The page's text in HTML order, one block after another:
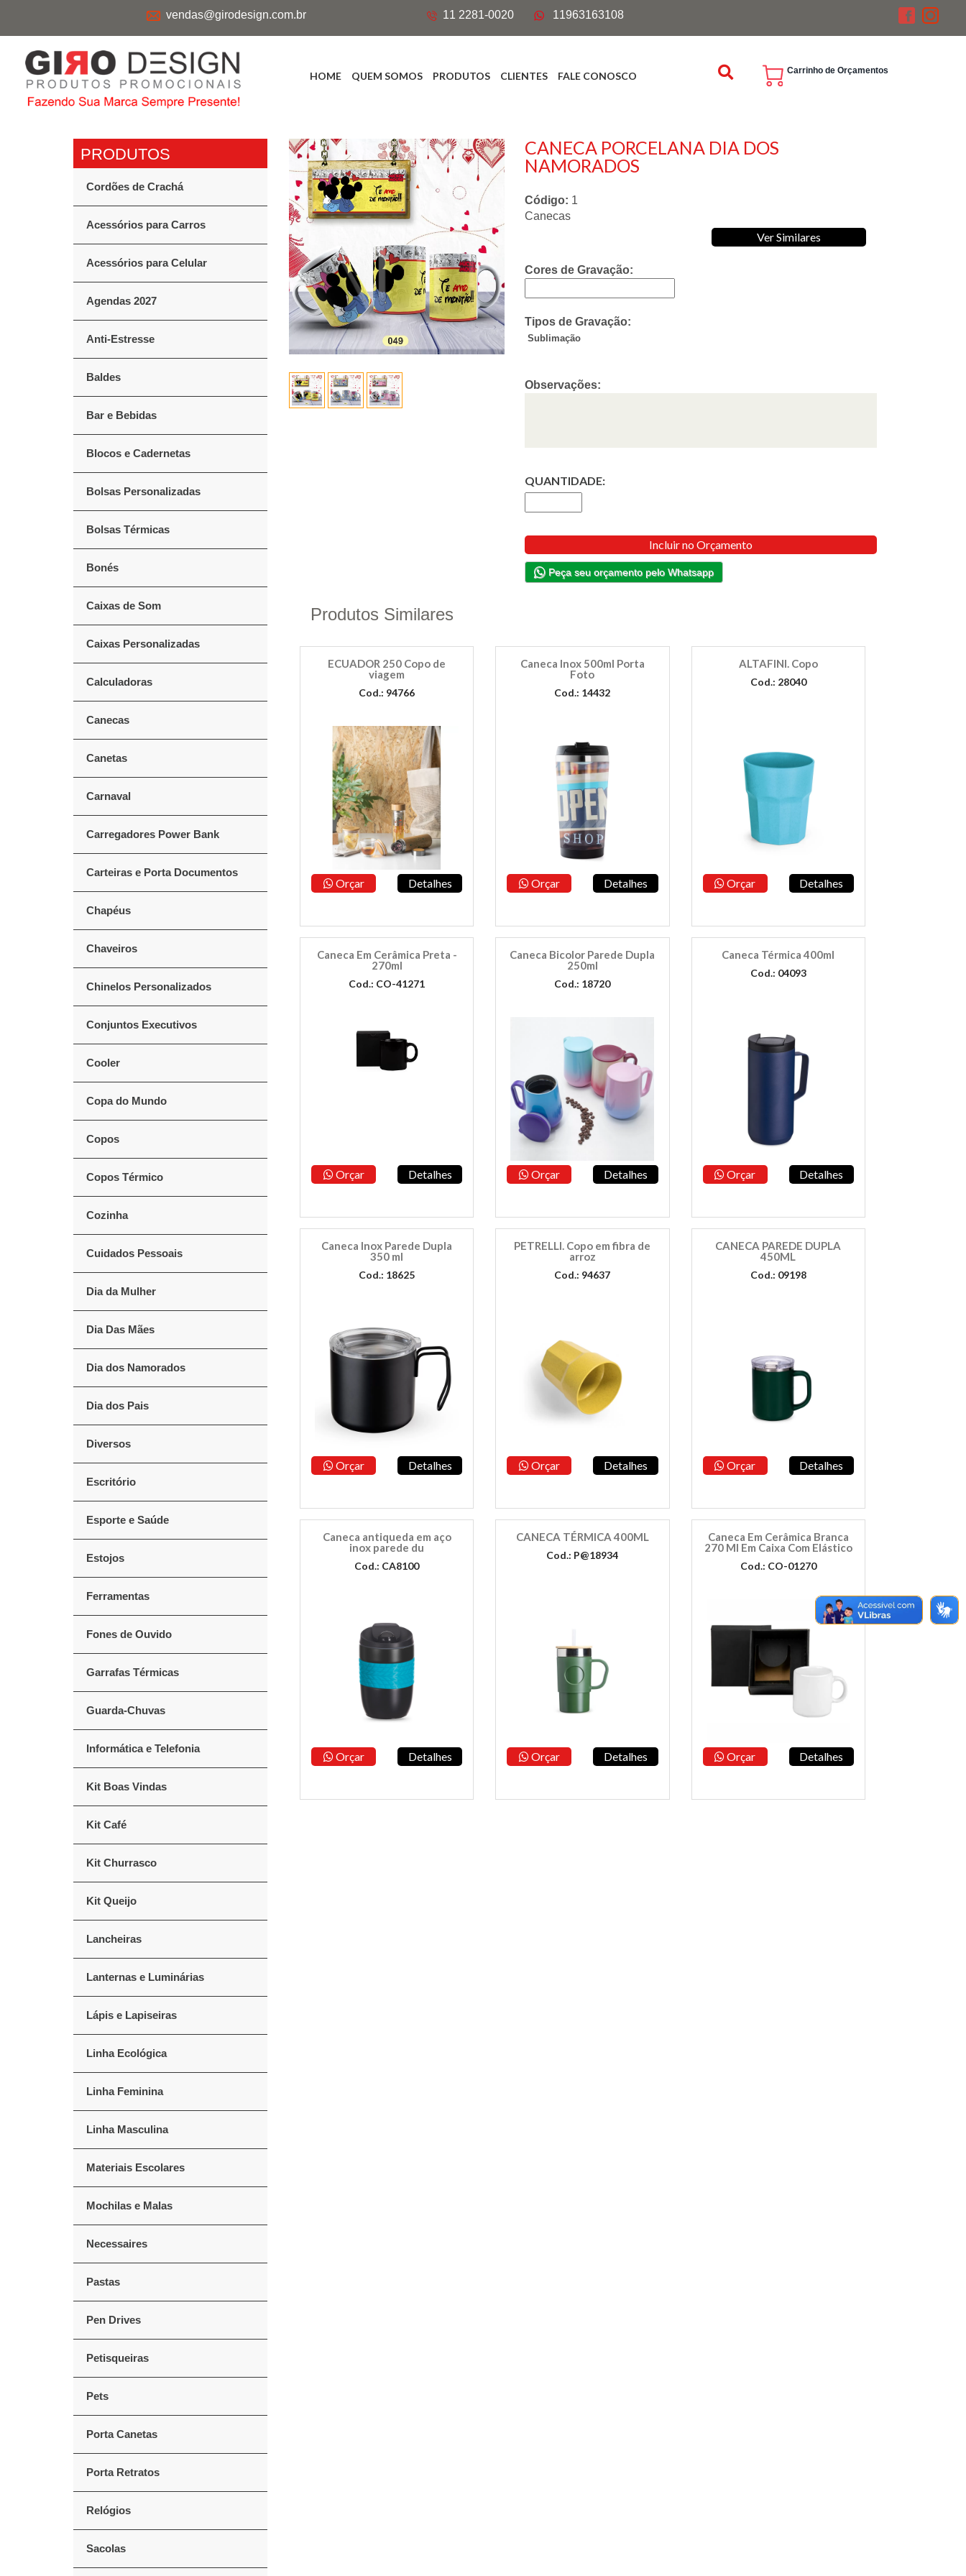
vendas@girodesign.com.br 11 2281-0020 11963163108
HOME QUEM SOMOS PRODUTOS CLIENTES FALE CONOSCO Carrinho de Orçamentos
Cordões de Crachá
Acessórios para Carros
Acessórios para Celular
Agendas 2027
Anti-Estresse
Baldes
Bar e Bebidas
Blocos e Cadernetas
Bolsas Personalizadas
Bolsas Térmicas
Bonés
Caixas de Som
Caixas Personalizadas
Calculadoras
Canecas
Canetas
Carnaval
Carregadores Power Bank
Carteiras e Porta Documentos
Chapéus
Chaveiros
Chinelos Personalizados
Conjuntos Executivos
Cooler
Copa do Mundo
Copos
Copos Térmico
Cozinha
Cuidados Pessoais
Dia da Mulher
Dia Das Mães
Dia dos Namorados
Dia dos Pais
Diversos
Escritório
Esporte e Saúde
Estojos
Ferramentas
Fones de Ouvido
Garrafas Térmicas
Guarda-Chuvas
Informática e Telefonia
Kit Boas Vindas
Kit Café
Kit Churrasco
Kit Queijo
Lancheiras
Lanternas e Luminárias
Lápis e Lapiseiras
Linha Ecológica
Linha Feminina
Linha Masculina
Materiais Escolares
Mochilas e Malas
Necessaires
Pastas
Pen Drives
Petisqueiras
Pets
Porta Canetas
Porta Retratos
Relógios
Sacolas
CANECA PORCELANA DIA DOS
NAMORADOS
Código: 1
Canecas
Ver Similares
Cores de Gravação:
Tipos de Gravação:
Sublimação
Observações:
QUANTIDADE:
Incluir no Orçamento
Peça seu orçamento pelo Whatsapp
Produtos Similares
ECUADOR 250 Copo de
viagem
Cod.: 94766
Orçar Detalhes
Caneca Inox 500ml Porta
Foto
Cod.: 14432
Orçar Detalhes
ALTAFINI. Copo
Cod.: 28040
Orçar Detalhes
Caneca Em Cerâmica Preta -
270ml
Cod.: CO-41271
Orçar Detalhes
Caneca Bicolor Parede Dupla
250ml
Cod.: 18720
Orçar Detalhes
Caneca Térmica 400ml
Cod.: 04093
Orçar Detalhes
Caneca Inox Parede Dupla
350 ml
Cod.: 18625
Orçar Detalhes
PETRELLI. Copo em fibra de
arroz
Cod.: 94637
Orçar Detalhes
CANECA PAREDE DUPLA
450ML
Cod.: 09198
Orçar Detalhes
Caneca antiqueda em aço
inox parede du
Cod.: CA8100
Orçar Detalhes
CANECA TÉRMICA 400ML
Cod.: P@18934
Orçar Detalhes
Caneca Em Cerâmica Branca
270 Ml Em Caixa Com Elástico
Cod.: CO-01270
Orçar Detalhes